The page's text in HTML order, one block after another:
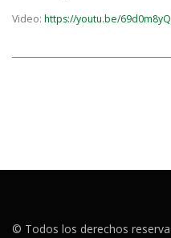
Video: https://youtu.be/
© Todos los derechos